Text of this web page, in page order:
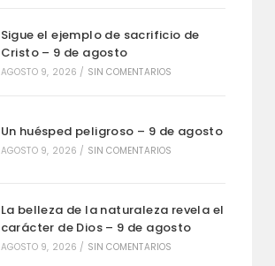
Sigue el ejemplo de sacrificio de
Cristo – 9 de agosto
AGOSTO 9, 2026 / SIN COMENTARIOS
Un huésped peligroso – 9 de agosto
AGOSTO 9, 2026 / SIN COMENTARIOS
La belleza de la naturaleza revela el
carácter de Dios – 9 de agosto
AGOSTO 9, 2026 / SIN COMENTARIOS